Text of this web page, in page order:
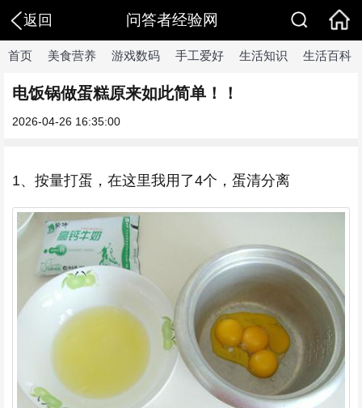
返回 问答者经验网
首页 美食营养 游戏数码 手工爱好 生活知识 生活百科
电饭锅做蛋糕原来如此简单！！
2026-04-26 16:35:00
1、按量打蛋，在这里我用了4个，蛋清分离